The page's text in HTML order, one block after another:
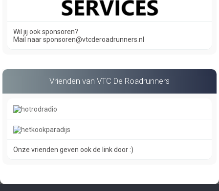
Wil jij ook sponsoren?
Mail naar sponsoren@vtcderoadrunners.nl
Vrienden van VTC De Roadrunners
Onze vrienden geven ook de link door :)